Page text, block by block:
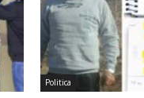
Politica